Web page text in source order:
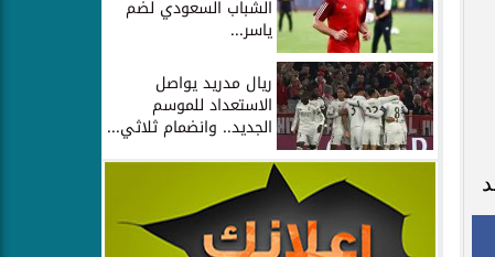
الشباب السعودي لضم
ياسر...
ريال مدريد يواصل
الاستعداد للموسم
الجديد.. وانضمام ثلاثي...